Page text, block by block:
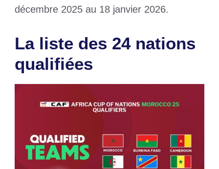
décembre 2025 au 18 janvier 2026.
La liste des 24 nations
qualifiées